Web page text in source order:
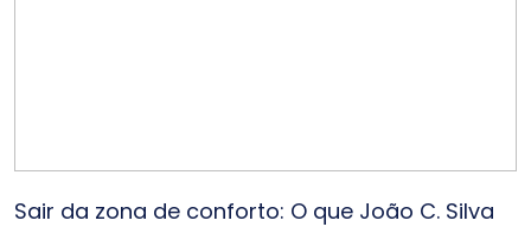
Sair da zona de conforto: O que João C. Silva